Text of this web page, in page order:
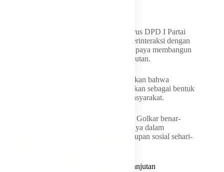
Dalam kesempatan tersebut, jajaran pengurus DPD I Partai
Golkar Maluku juga menyempatkan diri berinteraksi dengan
masyarakat setempat, sebagai bagian dari upaya membangun
komunikasi dan silaturahmi yang berkelanjutan.
Ketua Harian Ridwan Rahman menambahkan bahwa
kegiatan sosial seperti ini akan terus dilakukan sebagai bentuk
komitmen Golkar untuk hadir di tengah masyarakat.
“Kami ingin memastikan bahwa kehadiran Golkar benar-
benar dirasakan oleh masyarakat, tidak hanya dalam
momentum politik, tetapi juga dalam kehidupan sosial sehari-
Harapan untuk Kebersamaan yang Berkelanjutan